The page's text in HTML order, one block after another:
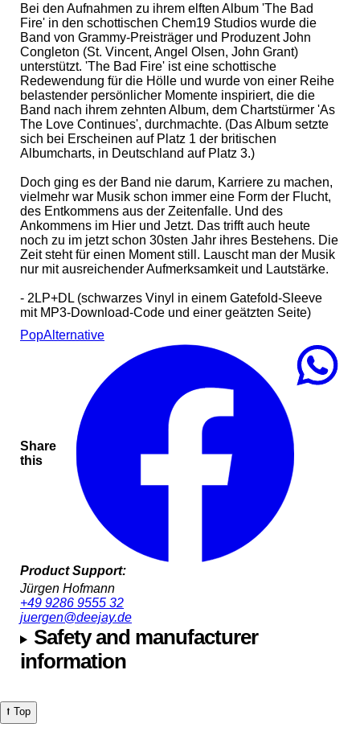
Bei den Aufnahmen zu ihrem elften Album 'The Bad
Fire' in den schottischen Chem19 Studios wurde die
Band von Grammy-Preisträger und Produzent John
Congleton (St. Vincent, Angel Olsen, John Grant)
unterstützt. 'The Bad Fire' ist eine schottische
Redewendung für die Hölle und wurde von einer Reihe
belastender persönlicher Momente inspiriert, die die
Band nach ihrem zehnten Album, dem Chartstürmer 'As
The Love Continues', durchmachte. (Das Album setzte
sich bei Erscheinen auf Platz 1 der britischen
Albumcharts, in Deutschland auf Platz 3.)
Doch ging es der Band nie darum, Karriere zu machen,
vielmehr war Musik schon immer eine Form der Flucht,
des Entkommens aus der Zeitenfalle. Und des
Ankommens im Hier und Jetzt. Das trifft auch heute
noch zu im jetzt schon 30sten Jahr ihres Bestehens. Die
Zeit steht für einen Moment still. Lauscht man der Musik
nur mit ausreichender Aufmerksamkeit und Lautstärke.
- 2LP+DL (schwarzes Vinyl in einem Gatefold-Sleeve
mit MP3-Download-Code und einer geätzten Seite)
PopAlternative
Share
this
Product Support:
Jürgen Hofmann
+49 9286 9555 32
juergen@deejay.de
Safety and manufacturer
information
⭡ Top